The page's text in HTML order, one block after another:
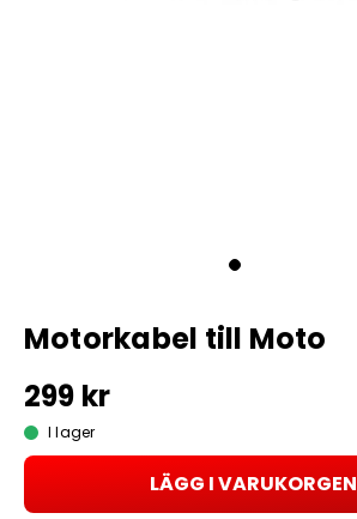
Motorkabel till Moto
299 kr
I lager
LÄGG I VARUKORGEN